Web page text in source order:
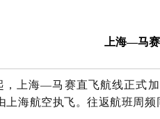
上海—马
，上海—马赛直飞航线正式
上海航空执飞。往返航班周频